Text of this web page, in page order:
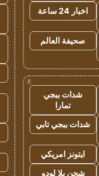
اخبار 24 ساعة
صحيفة العالم
!
شدات ببجي
تمارا
شدات ببجي تابي
ايتونز امريكي
شحن يلا لودو